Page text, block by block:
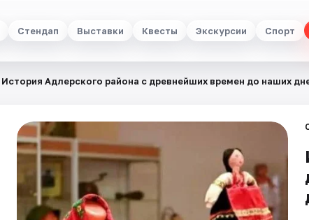
Стендап Выставки Квесты Экскурсии Спорт
История Адлерского района с древнейших времен до наших